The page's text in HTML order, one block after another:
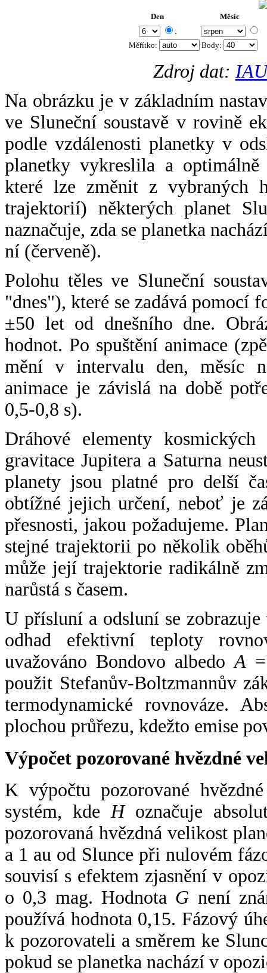
Den Měsíc
.
Měřítko: Body:
Zdroj dat:
Na obrázku je v základním
ve Sluneční soustavě v rovině
podle vzdálenosti planetky v
planetky vykreslila a
které lze změnit z vybraných
trajektorií) některých planet
naznačuje, zda se planetka
ní (červeně).
Polohu těles ve Sluneční
"dnes"), které se zadává pomocí
±50 let od dnešního dne.
hodnot. Po spuštění animace
mění v intervalu den, měsíc
animace je závislá na době
0,5-0,8 s).
Dráhové elementy
gravitace Jupitera a Saturna
planety jsou platné pro delší
obtížné jejich určení, neboť je
přesnosti, jakou požadujeme.
stejné trajektorii po několik
může její trajektorie radikálně
narůstá s časem.
U přísluní a odsluní se
odhad efektivní teploty
uvažováno Bondovo albedoA
použit Stefanův-Boltzmannův
termodynamické rovnováze.
plochou průřezu, kdežto emise
Výpočet pozorované hvězdné
K výpočtu pozorované
systém, kde Hoznačuje
pozorovaná hvězdná velikost
a 1 au od Slunce při nulovém
souvisí s efektem zjasnění v
o 0,3 mag. Hodnota G není
používá hodnota 0,15. Fázový
k pozorovateli a směrem ke
pokud se planetka nachází v